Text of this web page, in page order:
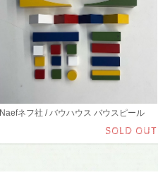
Naefネフ社 / バウハウス バウスピール
SOLD OUT